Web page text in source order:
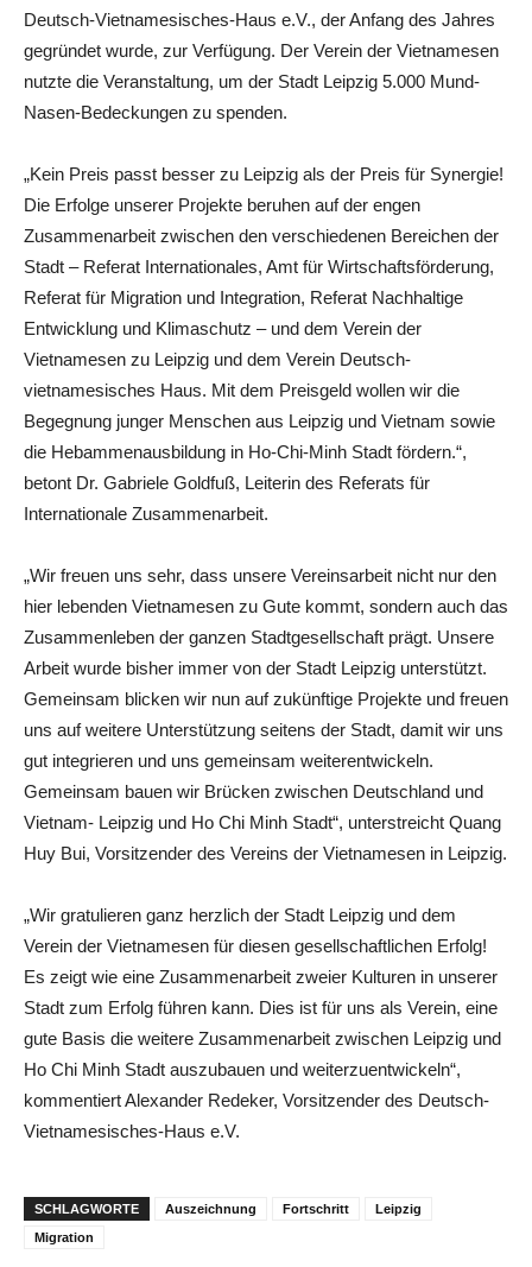
Deutsch-Vietnamesisches-Haus e.V., der Anfang des Jahres
gegründet wurde, zur Verfügung. Der Verein der Vietnamesen
nutzte die Veranstaltung, um der Stadt Leipzig 5.000 Mund-
Nasen-Bedeckungen zu spenden.
„Kein Preis passt besser zu Leipzig als der Preis für Synergie!
Die Erfolge unserer Projekte beruhen auf der engen
Zusammenarbeit zwischen den verschiedenen Bereichen der
Stadt – Referat Internationales, Amt für Wirtschaftsförderung,
Referat für Migration und Integration, Referat Nachhaltige
Entwicklung und Klimaschutz – und dem Verein der
Vietnamesen zu Leipzig und dem Verein Deutsch-
vietnamesisches Haus. Mit dem Preisgeld wollen wir die
Begegnung junger Menschen aus Leipzig und Vietnam sowie
die Hebammenausbildung in Ho-Chi-Minh Stadt fördern.“,
betont Dr. Gabriele Goldfuß, Leiterin des Referats für
Internationale Zusammenarbeit.
„Wir freuen uns sehr, dass unsere Vereinsarbeit nicht nur den
hier lebenden Vietnamesen zu Gute kommt, sondern auch das
Zusammenleben der ganzen Stadtgesellschaft prägt. Unsere
Arbeit wurde bisher immer von der Stadt Leipzig unterstützt.
Gemeinsam blicken wir nun auf zukünftige Projekte und freuen
uns auf weitere Unterstützung seitens der Stadt, damit wir uns
gut integrieren und uns gemeinsam weiterentwickeln.
Gemeinsam bauen wir Brücken zwischen Deutschland und
Vietnam- Leipzig und Ho Chi Minh Stadt“, unterstreicht Quang
Huy Bui, Vorsitzender des Vereins der Vietnamesen in Leipzig.
„Wir gratulieren ganz herzlich der Stadt Leipzig und dem
Verein der Vietnamesen für diesen gesellschaftlichen Erfolg!
Es zeigt wie eine Zusammenarbeit zweier Kulturen in unserer
Stadt zum Erfolg führen kann. Dies ist für uns als Verein, eine
gute Basis die weitere Zusammenarbeit zwischen Leipzig und
Ho Chi Minh Stadt auszubauen und weiterzuentwickeln“,
kommentiert Alexander Redeker, Vorsitzender des Deutsch-
Vietnamesisches-Haus e.V.
SCHLAGWORTE Auszeichnung Fortschritt
Leipzig
Migration